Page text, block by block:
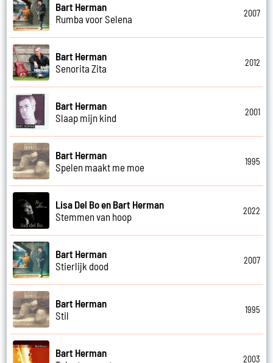
Bart Herman
Rumba voor Selena
2007
Bart Herman
Senorita Zita
2012
Bart Herman
Slaap mijn kind
2001
Bart Herman
Spelen maakt me moe
1995
Lisa Del Bo en Bart Herman
Stemmen van hoop
2022
Bart Herman
Stierlijk dood
2007
Bart Herman
Stil
1995
Bart Herman
2003